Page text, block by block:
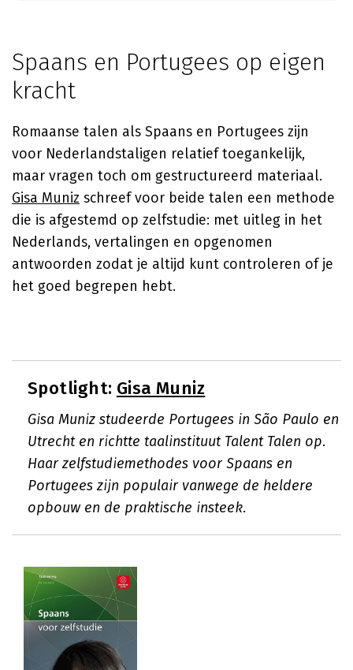
Spaans en Portugees op eigen
kracht
Romaanse talen als Spaans en Portugees zijn
voor Nederlandstaligen relatief toegankelijk,
maar vragen toch om gestructureerd materiaal.
Gisa Muniz schreef voor beide talen een methode
die is afgestemd op zelfstudie: met uitleg in het
Nederlands, vertalingen en opgenomen
antwoorden zodat je altijd kunt controleren of je
het goed begrepen hebt.
Spotlight: Gisa Muniz
Gisa Muniz studeerde Portugees in São Paulo en
Utrecht en richtte taalinstituut Talent Talen op.
Haar zelfstudiemethodes voor Spaans en
Portugees zijn populair vanwege de heldere
opbouw en de praktische insteek.